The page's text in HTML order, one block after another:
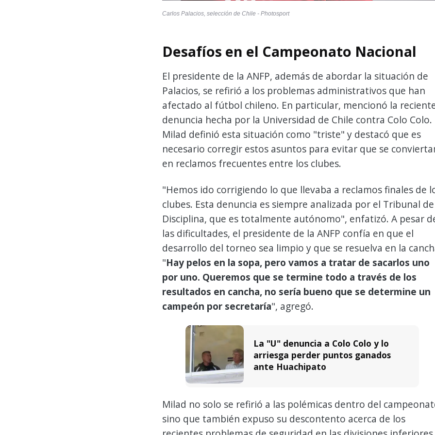
Carlos Palacios, selección de Chile - Photosport
Desafíos en el Campeonato Nacional
El presidente de la ANFP, además de abordar la situación de
Palacios, se refirió a los problemas administrativos que han
afectado al fútbol chileno. En particular, mencionó la
denuncia hecha por la Universidad de Chile contra Colo Colo.
Milad definió esta situación como "triste" y destacó que es
necesario corregir estos asuntos para evitar que se
en reclamos frecuentes entre los clubes.
"Hemos ido corrigiendo lo que llevaba a reclamos finales de
clubes. Esta denuncia es siempre analizada por el Tribunal de
Disciplina, que es totalmente autónomo", enfatizó. A pesar
las dificultades, el presidente de la ANFP confía en que el
desarrollo del torneo sea limpio y que se resuelva en la
"Hay pelos en la sopa, pero vamos a tratar de sacarlos uno
por uno. Queremos que se termine todo a través de los
resultados en cancha, no sería bueno que se determine un
campeón por secretaría", agregó.
La "U" denuncia a Colo Colo y lo
arriesga perder puntos ganados
ante Huachipato
Milad no solo se refirió a las polémicas dentro del
sino que también expuso su descontento acerca de los